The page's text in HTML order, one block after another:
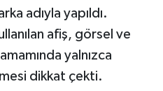
adıyla yapıldı.
afiş, görsel ve
yalnızca
dikkat çekti.